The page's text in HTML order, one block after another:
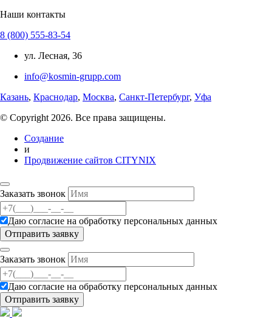
Наши контакты
8 (800) 555-83-54
ул. Лесная, 36
info@kosmin-grupp.com
Казань, Краснодар, Москва, Санкт-Петербург, Уфа
© Copyright 2026. Все права защищены.
Создание
и
Продвижение сайтов CITYNIX
Заказать звонок
Даю согласие на обработку персональных данных
Заказать звонок
Даю согласие на обработку персональных данных